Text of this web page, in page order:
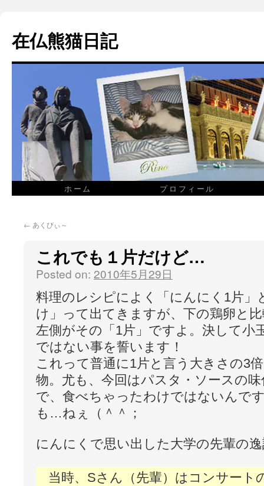
在仏熊猫日記
ホーム プロフィール
← あくびぃ～
これでも１片だけど…
Posted on: 2010年5月29日
料理のレシピによく「にんにく1片」
け」って出てきますが、下の鶏卵と
左側がその「1片」ですよ。決して小
ではない事を誓います！
これって普通に1片と言う大きさの3
物。尤も、今回はパスタ・ソースの
で、食べちゃったわけではないんで
も…ねぇ（＾＾；
にんにくで思い出した大学の先輩の
当時、Sさん（先輩）はコンサート